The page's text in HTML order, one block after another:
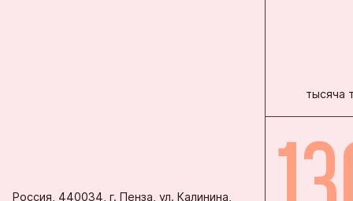
Россия, 440034, г. Пенза, ул. Калинина,
тысяча